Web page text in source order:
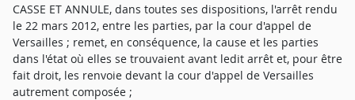
CASSE ET ANNULE, dans toutes ses dispositions, l'arrêt rendu
le 22 mars 2012, entre les parties, par la cour d'appel de
Versailles ; remet, en conséquence, la cause et les parties
dans l'état où elles se trouvaient avant ledit arrêt et, pour être
fait droit, les renvoie devant la cour d'appel de Versailles
autrement composée ;